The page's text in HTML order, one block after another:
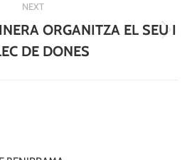
NEXT
Next
post:
ORGANITZA EL SEU I
DE DONES